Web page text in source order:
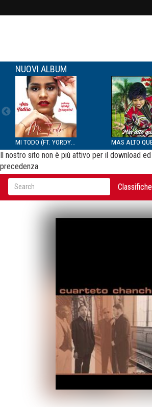
NUOVI ALBUM
MAS ALTO
Il nostro sito non è più attivo per il download
precedenza
Classifiche